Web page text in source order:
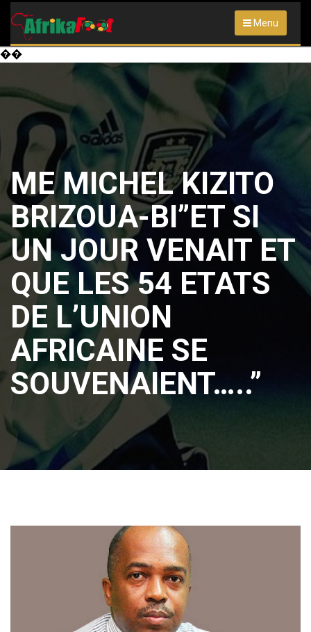
Menu
��
ME MICHEL KIZITO
BRIZOUA-BI”ET SI
UN JOUR VENAIT ET
QUE LES 54 ETATS
DE L’UNION
AFRICAINE SE
SOUVENAIENT…..”